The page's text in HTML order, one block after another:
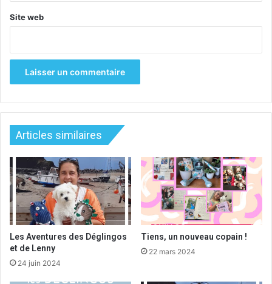
Site web
Articles similaires
Les Aventures des Déglingos
et de Lenny
24 juin 2024
Tiens, un nouveau copain !
22 mars 2024